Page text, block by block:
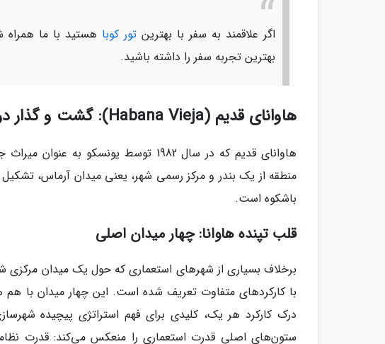
اگر علاقمند به سفر با بهترین تور کوبا هستید با ما همراه
بهترین تجربه سفر را داشته باشید.
هاوانای قدیم (Habana Vieja): گشت و گذار در میراث جهانی یونسکو
هاوانای قدیم که در سال 1982 توسط
منطقه از یک بندر و مرکز رسمی شهر، یعنی میدان آرماس،
باشکوه است.
قلب تپنده هاوانا: چهار میدان اصلی
برخلاف بسیاری از شهرهای استعماری که حول یک میدان مرکزی
با کارکردهای متفاوت تعریف شده است. این چهار میدان با
درک کارکرد هر یک، کلیدی برای فهم استراتژی پیچیده
ستون‌های اصلی قدرت استعماری را منعکس می‌کند: قدرت